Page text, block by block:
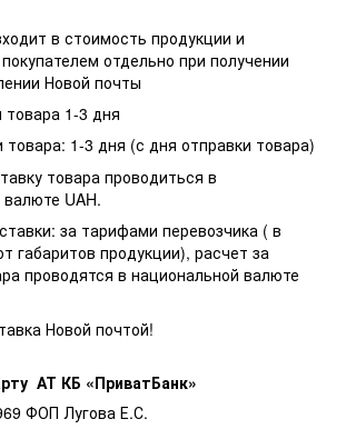
в стоимость продукции и
отдельно при получении
Новой почты
товара 1-3 дня
товара: 1-3 дня (с дня отправки товара)
товара проводиться в
UAH.
за тарифами перевозчика ( в
габаритов продукции), расчет за
проводятся в национальной валюте
Новой почтой!
АТ КБ «ПриватБанк»
ФОП Лугова Е.С.